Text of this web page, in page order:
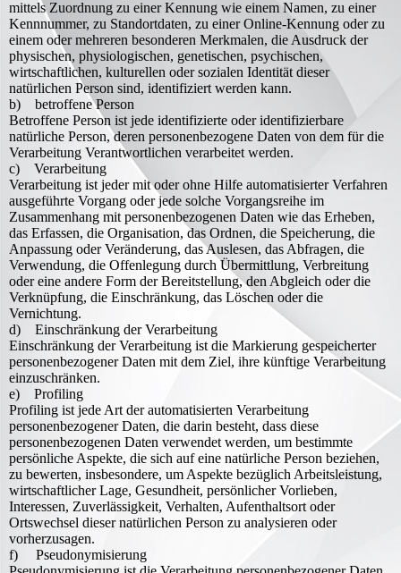
mittels Zuordnung zu einer Kennung wie einem Namen, zu einer
Kennnummer, zu Standortdaten, zu einer Online-Kennung oder zu
einem oder mehreren besonderen Merkmalen, die Ausdruck der
physischen, physiologischen, genetischen, psychischen,
wirtschaftlichen, kulturellen oder sozialen Identität dieser
natürlichen Person sind, identifiziert werden kann.
b) betroffene Person
Betroffene Person ist jede identifizierte oder identifizierbare
natürliche Person, deren personenbezogene Daten von dem für die
Verarbeitung Verantwortlichen verarbeitet werden.
c) Verarbeitung
Verarbeitung ist jeder mit oder ohne Hilfe automatisierter Verfahren
ausgeführte Vorgang oder jede solche Vorgangsreihe im
Zusammenhang mit personenbezogenen Daten wie das Erheben,
das Erfassen, die Organisation, das Ordnen, die Speicherung, die
Anpassung oder Veränderung, das Auslesen, das Abfragen, die
Verwendung, die Offenlegung durch Übermittlung, Verbreitung
oder eine andere Form der Bereitstellung, den Abgleich oder die
Verknüpfung, die Einschränkung, das Löschen oder die
Vernichtung.
d) Einschränkung der Verarbeitung
Einschränkung der Verarbeitung ist die Markierung gespeicherter
personenbezogener Daten mit dem Ziel, ihre künftige Verarbeitung
einzuschränken.
e) Profiling
Profiling ist jede Art der automatisierten Verarbeitung
personenbezogener Daten, die darin besteht, dass diese
personenbezogenen Daten verwendet werden, um bestimmte
persönliche Aspekte, die sich auf eine natürliche Person beziehen,
zu bewerten, insbesondere, um Aspekte bezüglich Arbeitsleistung,
wirtschaftlicher Lage, Gesundheit, persönlicher Vorlieben,
Interessen, Zuverlässigkeit, Verhalten, Aufenthaltsort oder
Ortswechsel dieser natürlichen Person zu analysieren oder
vorherzusagen.
f) Pseudonymisierung